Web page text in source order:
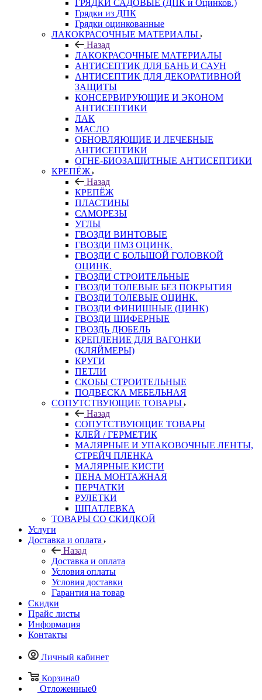
ГРЯДКИ САДОВЫЕ (ДПК и Оцинков.)
Грядки из ДПК
Грядки оцинкованные
ЛАКОКРАСОЧНЫЕ МАТЕРИАЛЫ
Назад
ЛАКОКРАСОЧНЫЕ МАТЕРИАЛЫ
АНТИСЕПТИК ДЛЯ БАНЬ И САУН
АНТИСЕПТИК ДЛЯ ДЕКОРАТИВНОЙ
ЗАЩИТЫ
КОНСЕРВИРУЮЩИЕ И ЭКОНОМ
АНТИСЕПТИКИ
ЛАК
МАСЛО
ОБНОВЛЯЮЩИЕ И ЛЕЧЕБНЫЕ
АНТИСЕПТИКИ
ОГНЕ-БИОЗАЩИТНЫЕ АНТИСЕПТИКИ
КРЕПЁЖ
Назад
КРЕПЁЖ
ПЛАСТИНЫ
САМОРЕЗЫ
УГЛЫ
ГВОЗДИ ВИНТОВЫЕ
ГВОЗДИ ПМЗ ОЦИНК.
ГВОЗДИ С БОЛЬШОЙ ГОЛОВКОЙ
ОЦИНК.
ГВОЗДИ СТРОИТЕЛЬНЫЕ
ГВОЗДИ ТОЛЕВЫЕ БЕЗ ПОКРЫТИЯ
ГВОЗДИ ТОЛЕВЫЕ ОЦИНК.
ГВОЗДИ ФИНИШНЫЕ (ЦИНК)
ГВОЗДИ ШИФЕРНЫЕ
ГВОЗДЬ ДЮБЕЛЬ
КРЕПЛЕНИЕ ДЛЯ ВАГОНКИ
(КЛЯЙМЕРЫ)
КРУГИ
ПЕТЛИ
СКОБЫ СТРОИТЕЛЬНЫЕ
ПОДВЕСКА МЕБЕЛЬНАЯ
СОПУТСТВУЮЩИЕ ТОВАРЫ
Назад
СОПУТСТВУЮЩИЕ ТОВАРЫ
КЛЕЙ / ГЕРМЕТИК
МАЛЯРНЫЕ И УПАКОВОЧНЫЕ ЛЕНТЫ,
СТРЕЙЧ ПЛЕНКА
МАЛЯРНЫЕ КИСТИ
ПЕНА МОНТАЖНАЯ
ПЕРЧАТКИ
РУЛЕТКИ
ШПАТЛЕВКА
ТОВАРЫ СО СКИДКОЙ
Услуги
Доставка и оплата
Назад
Доставка и оплата
Условия оплаты
Условия доставки
Гарантия на товар
Скидки
Прайс листы
Информация
Контакты
Личный кабинет
Корзина0
Отложенные0